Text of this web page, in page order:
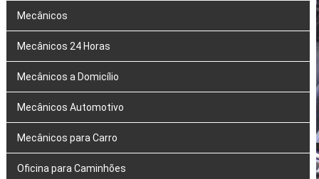
Mecânicos
Mecânicos 24 Horas
Mecânicos a Domicílio
Mecânicos Automotivo
Mecânicos para Carro
Oficina para Caminhões